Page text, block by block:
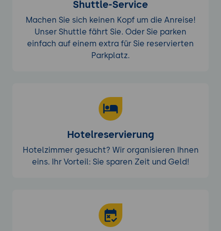
Shuttle-Service
Machen Sie sich keinen Kopf um die Anreise!
Unser Shuttle fährt Sie. Oder Sie parken
einfach auf einem extra für Sie reservierten
Parkplatz.
Hotelreservierung
Hotelzimmer gesucht? Wir organisieren Ihnen
eins. Ihr Vorteil: Sie sparen Zeit und Geld!